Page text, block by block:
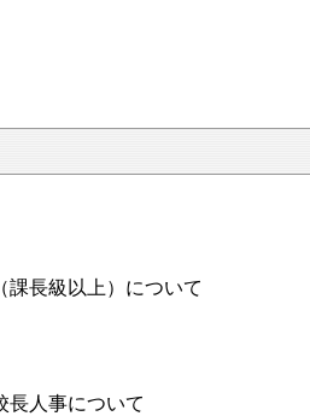
課長級以上）について
人事について